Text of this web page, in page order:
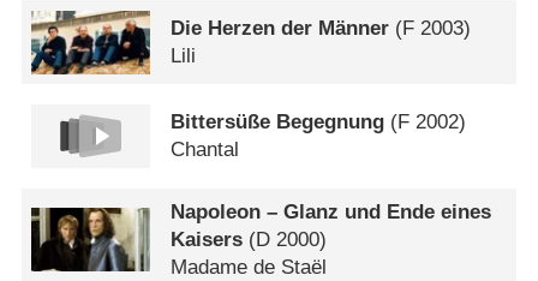
Die Herzen der Männer (F 2003)
Lili
Bittersüße Begegnung (F 2002)
Chantal
Napoleon – Glanz und Ende eines
Kaisers (D 2000)
Madame de Staël